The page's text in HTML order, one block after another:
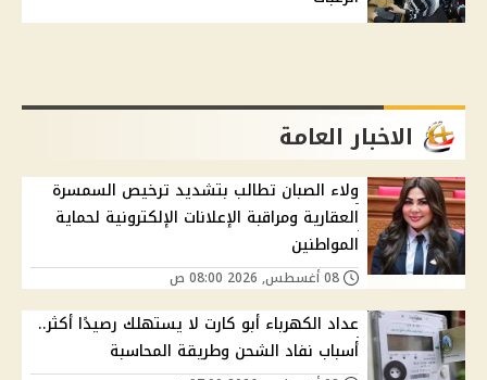
الاخبار العامة
ولاء الصبان تطالب بتشديد ترخيص السمسرة
العقارية ومراقبة الإعلانات الإلكترونية لحماية
المواطنين
عداد الكهرباء أبو كارت لا يستهلك رصيدًا أكثر..
أسباب نفاد الشحن وطريقة المحاسبة